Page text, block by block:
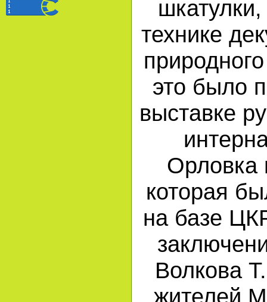
технике
это было
выставке
Орловка
которая
на базе
Волкова
жителей